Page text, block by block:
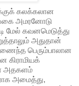
கலக்கலான
அமரனோடு
மேல் கவனமெடுத்து
அதுதான்
பெரும்பாலான
கிராமியக்
அதகளம்
அமைத்து,